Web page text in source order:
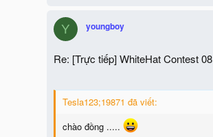
Y youngboy
Re: [Trực tiếp] WhiteHat Contest 08
Tesla123;19871 đã viết:
chào đồng .....